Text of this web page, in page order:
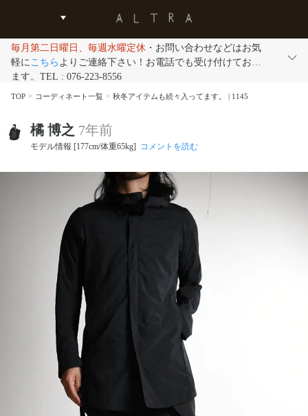
毎月第二日曜日、毎週水曜定休 ・お問い合わせなどはお気
軽にこちら よりご連絡下さい！お電話でも受け付けており
ます。TEL : 076-223-8556
TOP コーディネート一覧 秋冬アイテムも続々入ってます。 | 1145
橘 博之 7年前
モデル情報 [177cm/体重65kg] コメントを読む